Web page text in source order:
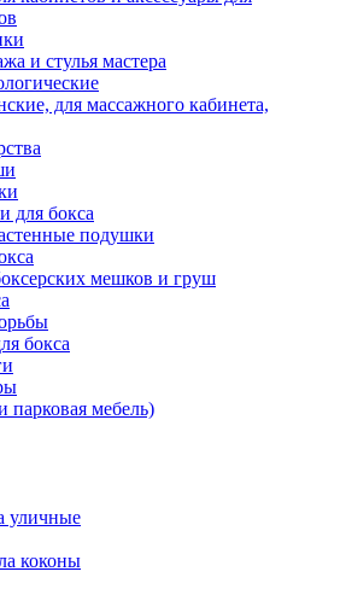
и стулья мастера
для массажного кабинета,
для бокса
подушки
мешков и груш
бокса
мебель)
уличные
коконы